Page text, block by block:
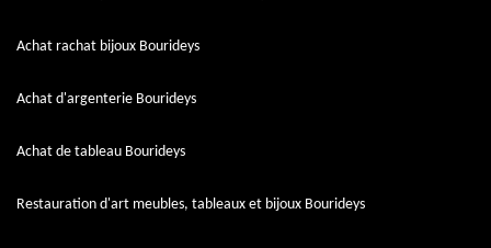
Achat rachat bijoux Bourideys
Achat d'argenterie Bourideys
Achat de tableau Bourideys
Restauration d'art meubles, tableaux et bijoux Bourideys